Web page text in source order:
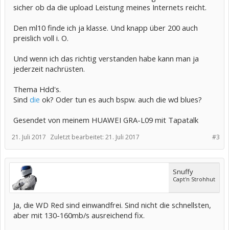
sicher ob da die upload Leistung meines Internets reicht.
Den ml10 finde ich ja klasse. Und knapp über 200 auch
preislich voll i. O.
Und wenn ich das richtig verstanden habe kann man ja
jederzeit nachrüsten.
Thema Hdd's.
Sind die ok? Oder tun es auch bspw. auch die wd blues?
Gesendet von meinem HUAWEI GRA-L09 mit Tapatalk
#3
21. Juli 2017 Zuletzt bearbeitet: 21. Juli 2017
Snuffy
Capt'n Strohhut
Ja, die WD Red sind einwandfrei. Sind nicht die schnellsten,
aber mit 130-160mb/s ausreichend fix.